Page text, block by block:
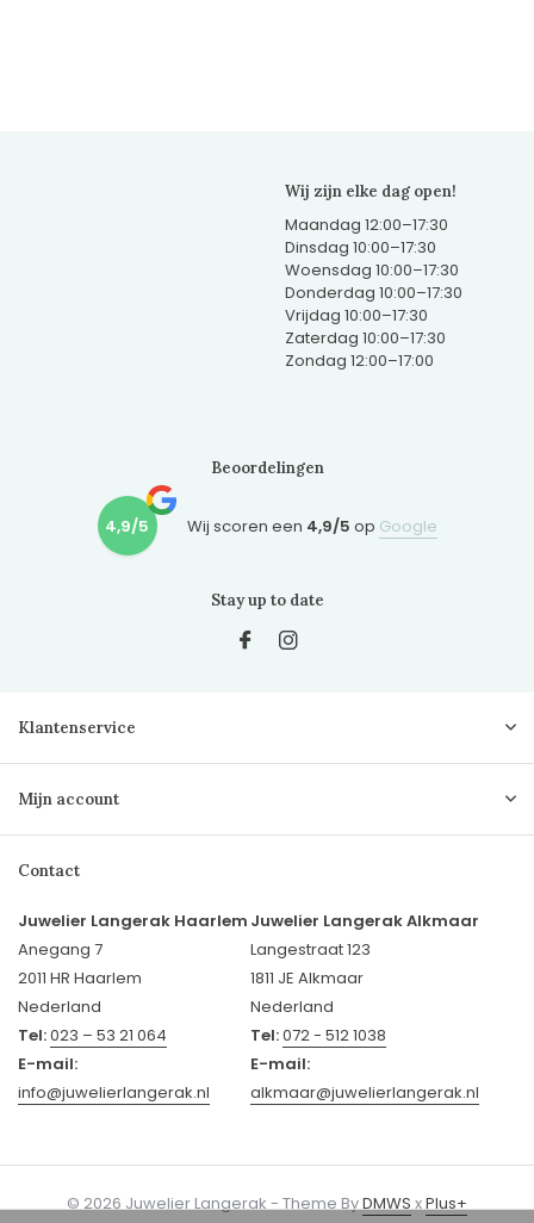
Wij zijn elke dag open!
Maandag 12:00–17:30
Dinsdag 10:00–17:30
Woensdag 10:00–17:30
Donderdag 10:00–17:30
Vrijdag 10:00–17:30
Zaterdag 10:00–17:30
Zondag 12:00–17:00
Beoordelingen
4,9/5 Wij scoren een 4,9/5 op Google
Stay up to date
Klantenservice
Mijn account
Contact
Juwelier Langerak Haarlem
Anegang 7
2011 HR Haarlem
Nederland
Tel:023 – 53 21 064
E-mail:
info@juwelierlangerak.nl
Juwelier Langerak Alkmaar
Langestraat 123
1811 JE Alkmaar
Nederland
Tel:072 - 512 1038
E-mail:
alkmaar@juwelierlangerak.nl
© 2026 Juwelier Langerak - Theme ByDMWSxPlus+